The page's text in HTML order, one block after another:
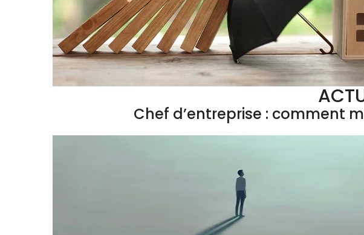
Chef d’entreprise : comment